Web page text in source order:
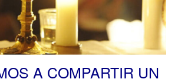
A COMPARTIR UN